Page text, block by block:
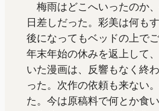
梅雨はどこへいったのか
日差しだった。彩美は何も
後になってもベッドの上で
年末年始の休みを返上して
いた漫画は、反響もなく終
った。次作の依頼も来ない
た。今は原稿料で何とか食